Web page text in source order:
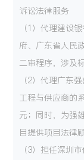
诉讼法律服务
（1）代理建设
府、广东省人民
二审程序，涉及
（2）代理广东
工程与供应商的
元；同时，为强
目提供项目法律
（3）担任深圳